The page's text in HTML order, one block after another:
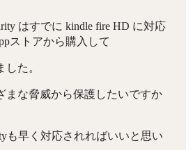
はすでに kindle fire HD に対応
ストアから購入して
た。
まな脅威から保護したいですか
も早く対応されればいいと思い